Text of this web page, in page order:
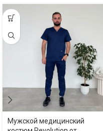
Мужской медицинский